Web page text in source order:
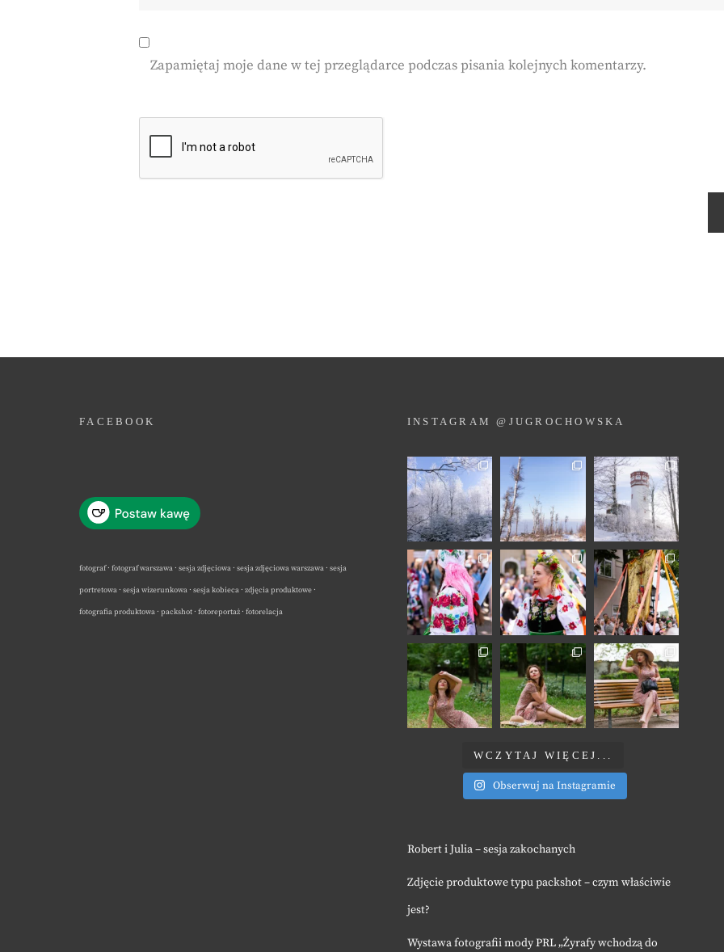
Zapamiętaj moje dane w tej przeglądarce podczas pisania kolejnych komentarzy.
FACEBOOK
fotograf · fotograf warszawa · sesja zdjęciowa · sesja zdjęciowa warszawa · sesja
portretowa · sesja wizerunkowa · sesja kobieca · zdjęcia produktowe ·
fotografia produktowa · packshot · fotoreportaż · fotorelacja
INSTAGRAM @JUGROCHOWSKA
WCZYTAJ WIĘCEJ...
Obserwuj na Instagramie
Robert i Julia – sesja zakochanych
Zdjęcie produktowe typu packshot – czym właściwie
jest?
Wystawa fotografii mody PRL „Żyrafy wchodzą do